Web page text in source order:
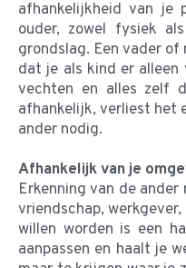
afhankelijkheid van je
ouder, zowel fysiek
grondslag. Een vader
dat je als kind er
vechten en alles zelf
afhankelijk, verliest het
ander nodig.
Afhankelijk van je
Erkenning van de
vriendschap,
willen worden is een
aanpassen en haalt je